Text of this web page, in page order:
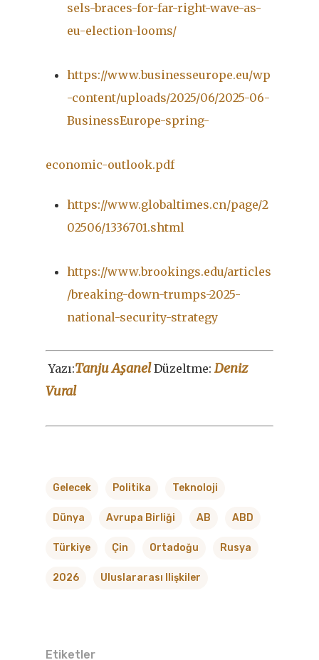
sels-braces-for-far-right-wave-as-
eu-election-looms/
https://www.businesseurope.eu/wp
-content/uploads/2025/06/2025-06-
BusinessEurope-spring-
economic-outlook.pdf
https://www.globaltimes.cn/page/2
02506/1336701.shtml
https://www.brookings.edu/articles
/breaking-down-trumps-2025-
national-security-strategy
Yazı:Tanju AşanelDüzeltme: Deniz
Vural
Gelecek Politika Teknoloji
Dünya Avrupa Birliği AB ABD
Türkiye Çin Ortadoğu Rusya
2026 Uluslararası Ilişkiler
Etiketler